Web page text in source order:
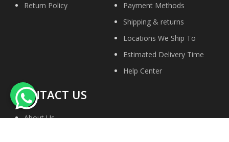
Return Policy
Payment Methods
Shipping & returns
Locations We Ship To
Estimated Delivery Time
Help Center
CONTACT US
About Us